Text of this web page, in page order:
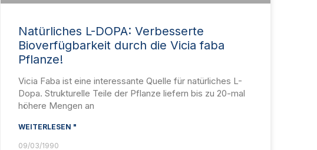
Natürliches L-DOPA: Verbesserte
Bioverfügbarkeit durch die Vicia faba
Pflanze!
Vicia Faba ist eine interessante Quelle für natürliches L-
Dopa. Strukturelle Teile der Pflanze liefern bis zu 20-mal
höhere Mengen an
WEITERLESEN "
09/03/1990